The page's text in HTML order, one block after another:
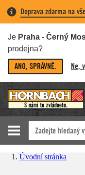
Doprava zdarma na
Je Praha - Černý
prodejna?
ANO, SPRÁVNĚ. Ne,
Úvodní stránka